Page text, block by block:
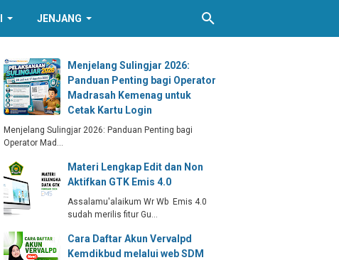
JENJANG
Menjelang Sulingjar 2026:
Panduan Penting bagi Operator
Madrasah Kemenag untuk
Cetak Kartu Login
Menjelang Sulingjar 2026: Panduan Penting bagi
Operator Mad…
Materi Lengkap Edit dan Non
Aktifkan GTK Emis 4.0
Assalamu'alaikum Wr Wb Emis 4.0
sudah merilis fitur Gu…
Cara Daftar Akun Vervalpd
Kemdikbud melalui web SDM